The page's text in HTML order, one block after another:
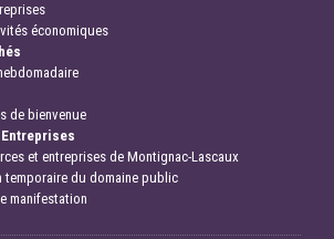
économiques
de bienvenue
et entreprises de Montignac-Lascaux
temporaire du domaine public
manifestation